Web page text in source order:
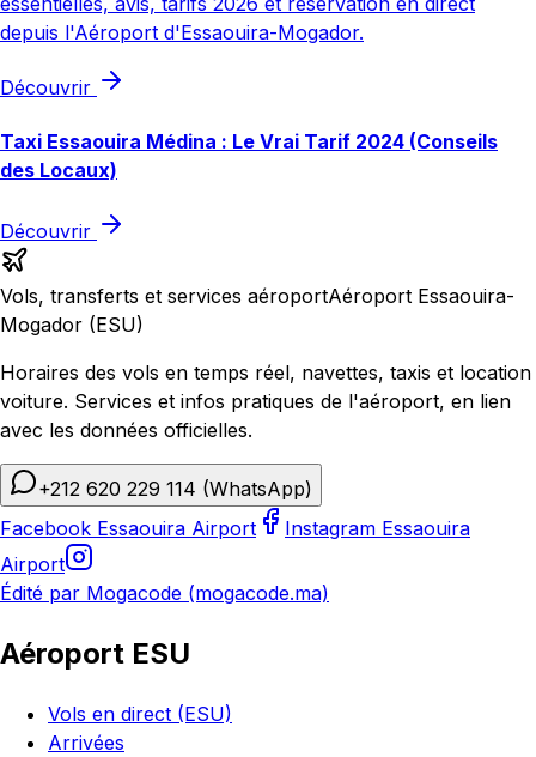
depuis l'Aéroport d'Essaouira-Mogador.
Découvrir
Taxi Essaouira Médina : Le Vrai Tarif 2024 (Conseils
des Locaux)
Découvrir
Vols, transferts et services aéroportAéroport Essaouira-
Mogador (ESU)
Horaires des vols en temps réel, navettes, taxis et location
voiture. Services et infos pratiques de l'aéroport, en lien
avec les données officielles.
+212 620 229 114 (WhatsApp)
Facebook Essaouira Airport
Instagram Essaouira
Airport
Édité par Mogacode (mogacode.ma)
Aéroport ESU
Vols en direct (ESU)
Arrivées